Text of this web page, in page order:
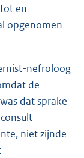
en
opgenomen
nefroloog
de
dat sprake
niet zijnde